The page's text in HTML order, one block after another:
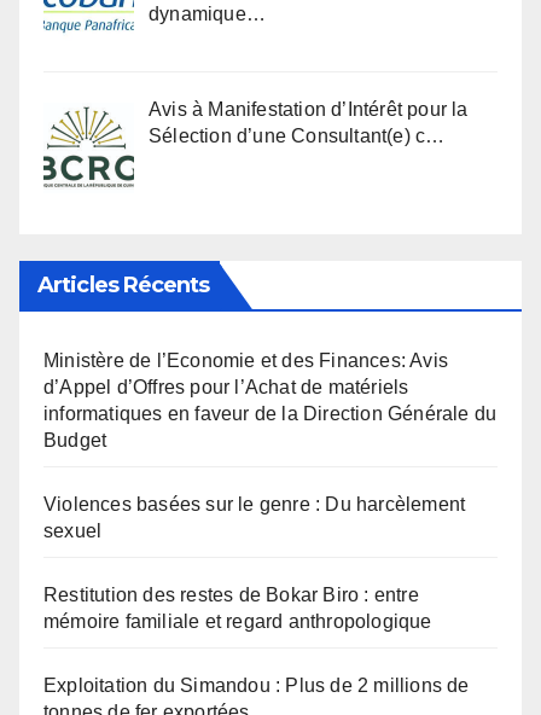
dynamique…
Avis à Manifestation d’Intérêt pour la
Sélection d’une Consultant(e) c…
Articles Récents
Ministère de l’Economie et des Finances: Avis
d’Appel d’Offres pour l’Achat de matériels
informatiques en faveur de la Direction Générale du
Budget
Violences basées sur le genre : Du harcèlement
sexuel
Restitution des restes de Bokar Biro : entre
mémoire familiale et regard anthropologique
Exploitation du Simandou : Plus de 2 millions de